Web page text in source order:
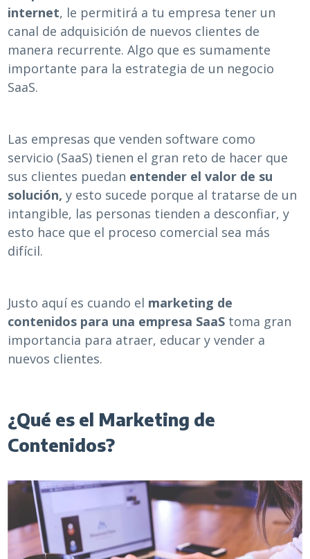
internet, le permitirá a tu empresa tener un
canal de adquisición de nuevos clientes de
manera recurrente. Algo que es sumamente
importante para la estrategia de un negocio
SaaS.
Las empresas que venden software como
servicio (SaaS) tienen el gran reto de hacer que
sus clientes puedan entender el valor de su
solución, y esto sucede porque al tratarse de un
intangible, las personas tienden a desconfiar, y
esto hace que el proceso comercial sea más
difícil.
Justo aquí es cuando el marketing de
contenidos para una empresa SaaS toma gran
importancia para atraer, educar y vender a
nuevos clientes.
¿Qué es el Marketing de
Contenidos?